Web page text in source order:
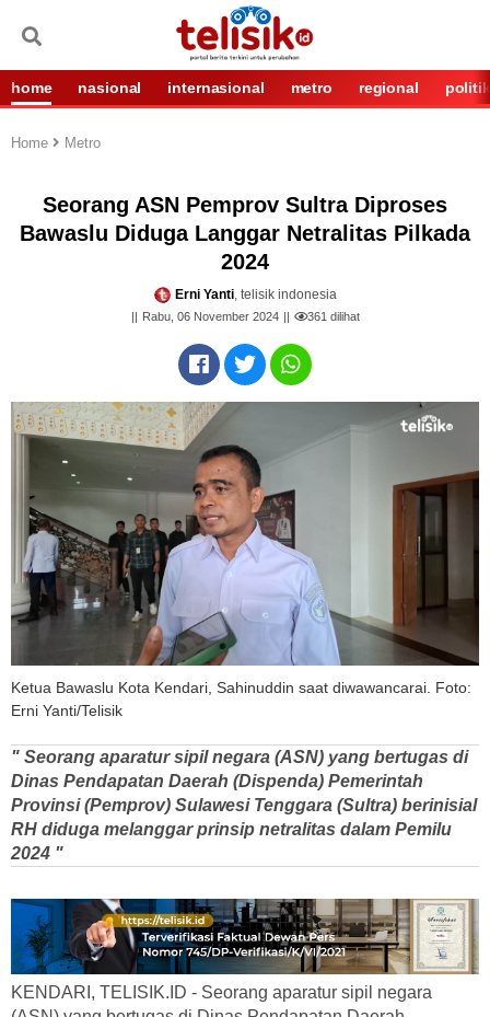
home nasional internasional metro regional politik
Home Metro
Seorang ASN Pemprov Sultra Diproses
Bawaslu Diduga Langgar Netralitas Pilkada
2024
Erni Yanti, telisik indonesia
Rabu, 06 November 2024 361 dilihat
Ketua Bawaslu Kota Kendari, Sahinuddin saat diwawancarai. Foto:
Erni Yanti/Telisik
" Seorang aparatur sipil negara (ASN) yang bertugas di
Dinas Pendapatan Daerah (Dispenda) Pemerintah
Provinsi (Pemprov) Sulawesi Tenggara (Sultra) berinisial
RH diduga melanggar prinsip netralitas dalam Pemilu
2024 "
KENDARI, TELISIK.ID - Seorang aparatur sipil negara